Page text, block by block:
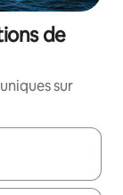
de
sur
vers le